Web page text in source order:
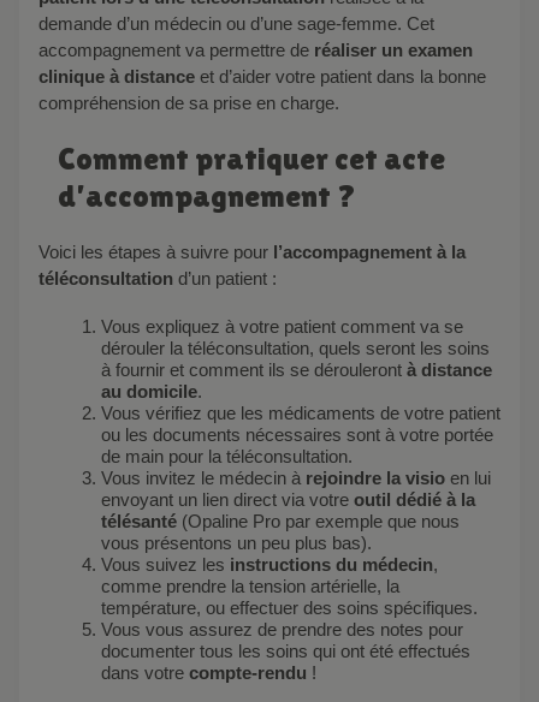
demande d’un médecin ou d’une sage-femme. Cet
accompagnement va permettre de réaliser un examen
clinique à distance et d’aider votre patient dans la bonne
compréhension de sa prise en charge.
Comment pratiquer cet acte
d’accompagnement ?
Voici les étapes à suivre pour l’accompagnement à la
téléconsultation d’un patient :
Vous expliquez à votre patient comment va se
dérouler la téléconsultation, quels seront les soins
à fournir et comment ils se dérouleront à distance
au domicile.
Vous vérifiez que les médicaments de votre patient
ou les documents nécessaires sont à votre portée
de main pour la téléconsultation.
Vous invitez le médecin à rejoindre la visio en lui
envoyant un lien direct via votre outil dédié à la
télésanté (Opaline Pro par exemple que nous
vous présentons un peu plus bas).
Vous suivez les instructions du médecin,
comme prendre la tension artérielle, la
température, ou effectuer des soins spécifiques.
Vous vous assurez de prendre des notes pour
documenter tous les soins qui ont été effectués
dans votre compte-rendu !